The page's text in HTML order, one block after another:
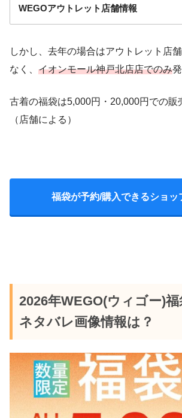
WEGOアウトレット店舗情報
幌北広島
9：30～
那須ガーデンアウトレット
店
摩南大沢店
10：00～
陸小矢部
9：00～
三井アウトレットパーク滋
賀竜王店
9：30～
三井アウトレットパークマ
リンピア神戸
9：00～
しかし、去年の場合はアウトレット店
なく、 イオンモール神戸北店店でのみ
古着の福袋は5,000円・20,000円での販
（店舗による）
福袋が予約/購入できるショッ
2026年WEGO(ウィゴー)福
ネタバレ画像情報は？